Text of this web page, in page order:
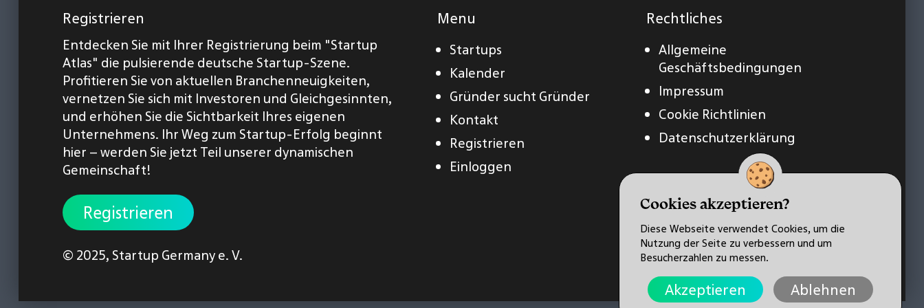
Registrieren
Entdecken Sie mit Ihrer Registrierung beim "Startup
Atlas" die pulsierende deutsche Startup-Szene.
Profitieren Sie von aktuellen Branchenneuigkeiten,
vernetzen Sie sich mit Investoren und Gleichgesinnten,
und erhöhen Sie die Sichtbarkeit Ihres eigenen
Unternehmens. Ihr Weg zum Startup-Erfolg beginnt
hier – werden Sie jetzt Teil unserer dynamischen
Gemeinschaft!
Registrieren
Menu
Startups
Kalender
Gründer sucht Gründer
Kontakt
Registrieren
Einloggen
Rechtliches
Allgemeine
Geschäftsbedingungen
Impressum
Cookie Richtlinien
Datenschutzerklärung
© 2025, Startup Germany e. V.
Cookies akzeptieren?
Diese Webseite verwendet Cookies, um die
Nutzung der Seite zu verbessern und um
Besucherzahlen zu messen.
Akzeptieren Ablehnen